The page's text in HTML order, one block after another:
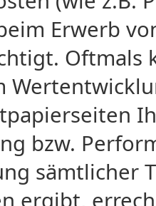
Erwerb
Oftmals
bzw.
sämtlicher